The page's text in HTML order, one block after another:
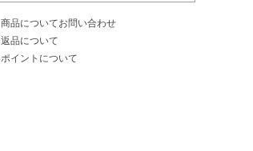
商品についてお問い合わせ
返品について
ポイントについて